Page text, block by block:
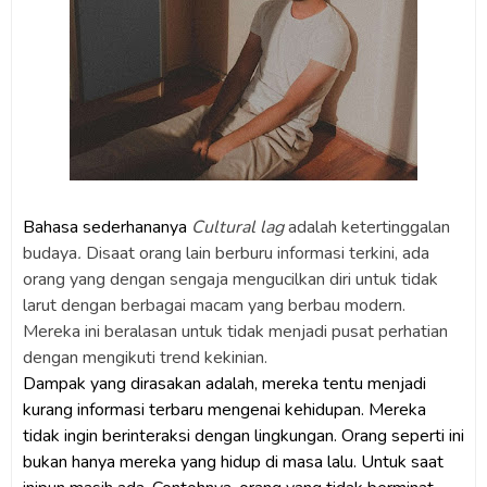
Bahasa sederhananya Cultural lagadalah ketertinggalan
budaya. Disaat orang lain berburu informasi terkini, ada
orang yang dengan sengaja mengucilkan diri untuk tidak
larut dengan berbagai macam yang berbau modern.
Mereka ini beralasan untuk tidak menjadi pusat perhatian
dengan mengikuti trend kekinian.
Dampak yang dirasakan adalah, mereka tentu menjadi
kurang informasi terbaru mengenai kehidupan. Mereka
tidak ingin berinteraksi dengan lingkungan. Orang seperti ini
bukan hanya mereka yang hidup di masa lalu. Untuk saat